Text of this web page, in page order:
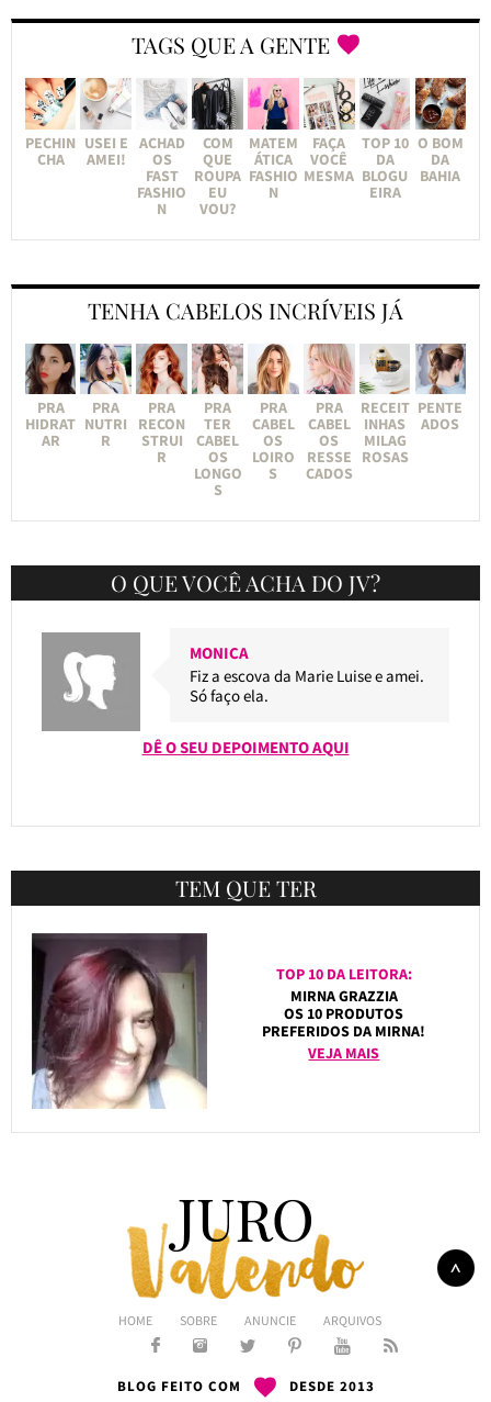
TAGS QUE A GENTE
PECHIN
CHA
USEI E
AMEI!
ACHAD
OS
FAST
FASHIO
N
COM
QUE
ROUPA
EU
VOU?
MATEM
ÁTICA
FASHIO
N
FAÇA
VOCÊ
MESMA
TOP 10
DA
BLOGU
EIRA
O BOM
DA
BAHIA
TENHA CABELOS INCRÍVEIS JÁ
PRA
HIDRAT
AR
PRA
NUTRI
R
PRA
RECON
STRUI
R
PRA
TER
CABEL
OS
LONGO
S
PRA
CABEL
OS
LOIRO
S
PRA
CABEL
OS
RESSE
CADOS
RECEIT
INHAS
MILAG
ROSAS
PENTE
ADOS
O QUE VOCÊ ACHA DO JV?
MONICA
Fiz a escova da Marie Luise e amei.
Só faço ela.
DÊ O SEU DEPOIMENTO AQUI
TEM QUE TER
TOP 10 DA LEITORA:
MIRNA GRAZZIA
OS 10 PRODUTOS
PREFERIDOS DA MIRNA!
VEJA MAIS
HOME SOBRE ANUNCIE ARQUIVOS
BLOG FEITO COM DESDE 2013